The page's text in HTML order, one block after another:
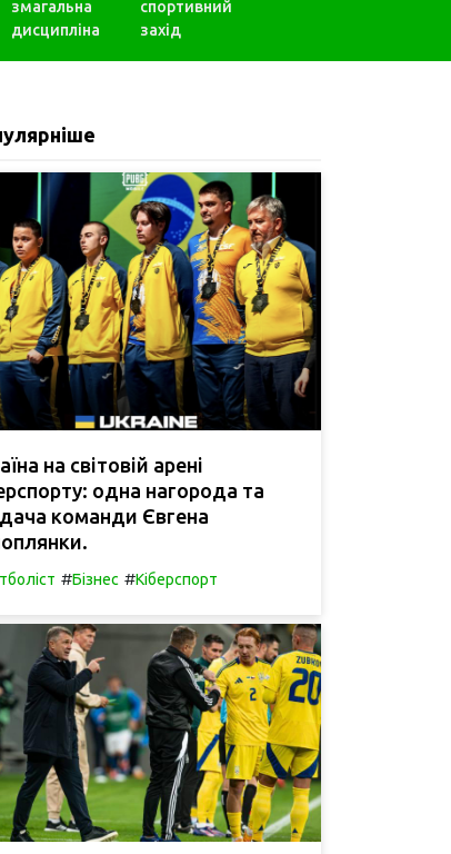
змагальна
дисципліна
спортивний
захід
на світовій арені
одна нагорода та
команди Євгена
#Бізнес #Кіберспорт